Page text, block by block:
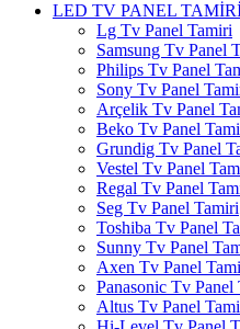
LED TV PANEL
Lg Tv Panel Tamiri
Samsung Tv Panel
Philips Tv Panel
Sony Tv Panel
Arçelik Tv Panel
Beko Tv Panel
Grundig Tv Panel
Vestel Tv Panel
Regal Tv Panel
Seg Tv Panel Tamiri
Toshiba Tv Panel
Sunny Tv Panel
Axen Tv Panel
Panasonic Tv Panel
Altus Tv Panel